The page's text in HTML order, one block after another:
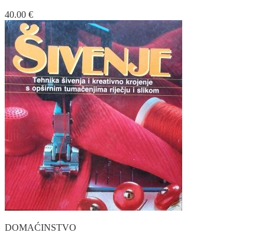
40.00 €
DOMAĆINSTVO